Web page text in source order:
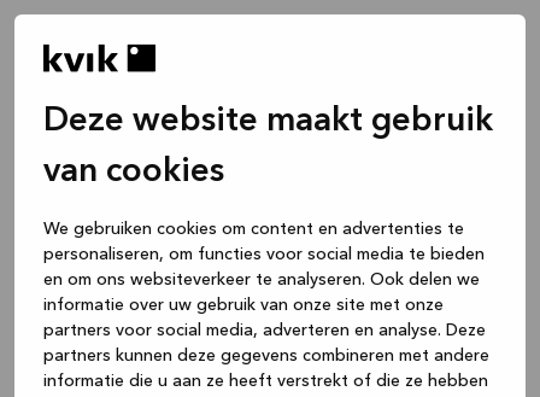
Deze website maakt gebruik
van cookies
We gebruiken cookies om content en advertenties te
personaliseren, om functies voor social media te bieden
en om ons websiteverkeer te analyseren. Ook delen we
informatie over uw gebruik van onze site met onze
partners voor social media, adverteren en analyse. Deze
partners kunnen deze gegevens combineren met andere
informatie die u aan ze heeft verstrekt of die ze hebben